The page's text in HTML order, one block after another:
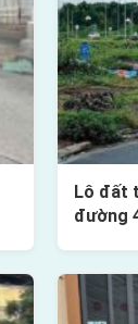
Lô đất
đường